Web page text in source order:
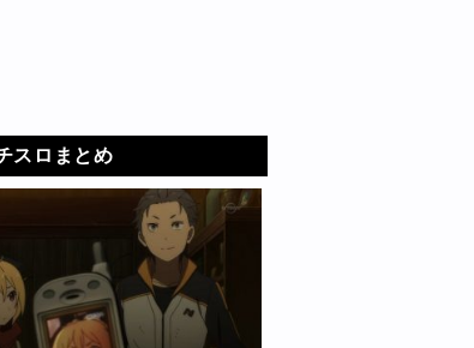
スロまとめ